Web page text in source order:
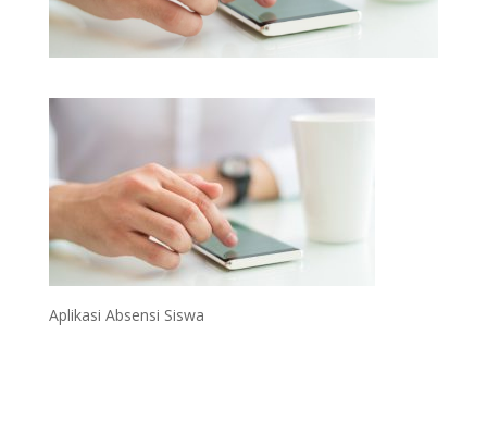
Aplikasi Absensi Siswa